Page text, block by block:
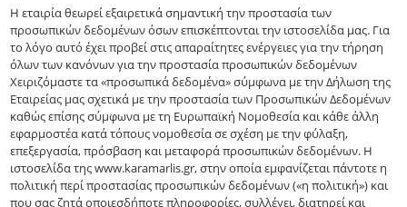
Η εταιρία θεωρεί εξαιρετικά σημαντική την προστασία των
προσωπικών δεδομένων όσων επισκέπτονται την ιστοσελίδα μας. Για
το λόγο αυτό έχει προβεί στις απαραίτητες ενέργειες για την τήρηση
όλων των κανόνων για την προστασία προσωπικών δεδομένων
Χειριζόμαστε τα «προσωπικά δεδομένα» σύμφωνα με την Δήλωση της
Εταιρείας μας σχετικά με την προστασία των Προσωπικών Δεδομένων
καθώς επίσης σύμφωνα με τη Ευρωπαϊκή Νομοθεσία και κάθε άλλη
εφαρμοστέα κατά τόπους νομοθεσία σε σχέση με την φύλαξη,
επεξεργασία, πρόσβαση και μεταφορά προσωπικών δεδομένων. Η
ιστοσελίδα της www.karamarlis.gr, στην οποία εμφανίζεται πάντοτε η
πολιτική περί προστασίας προσωπικών δεδομένων («η πολιτική») και
που σας ζητά οποιεσδήποτε πληροφορίες, συλλέγει, διατηρεί και